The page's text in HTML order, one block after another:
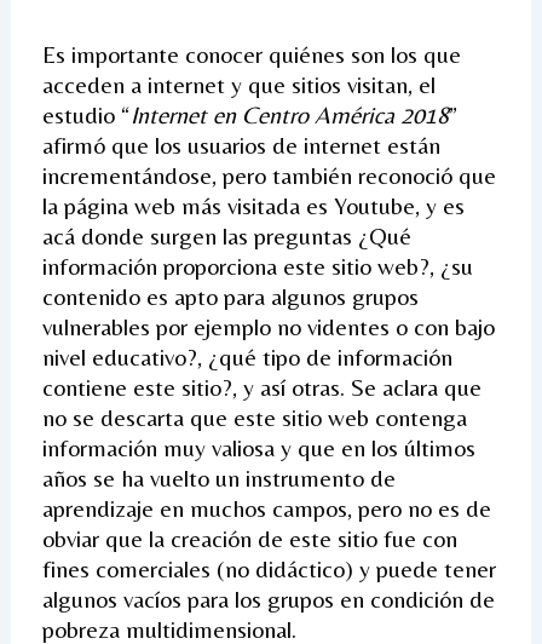
Es importante conocer quiénes son los que
acceden a internet y que sitios visitan, el
estudio “Internet en Centro América 2018”
afirmó que los usuarios de internet están
incrementándose, pero también reconoció que
la página web más visitada es Youtube, y es
acá donde surgen las preguntas ¿Qué
información proporciona este sitio web?, ¿su
contenido es apto para algunos grupos
vulnerables por ejemplo no videntes o con bajo
nivel educativo?, ¿qué tipo de información
contiene este sitio?, y así otras. Se aclara que
no se descarta que este sitio web contenga
información muy valiosa y que en los últimos
años se ha vuelto un instrumento de
aprendizaje en muchos campos, pero no es de
obviar que la creación de este sitio fue con
fines comerciales (no didáctico) y puede tener
algunos vacíos para los grupos en condición de
pobreza multidimensional.